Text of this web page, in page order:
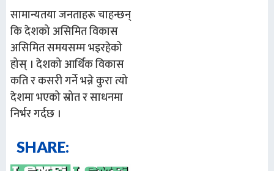
सामान्यतया जनताहरू चाहन्छन्
कि देशको असिमित विकास
असिमित समयसम्म भइरहेको
होस् । देशको आर्थिक विकास
कति र कसरी गर्ने भन्ने कुरा त्यो
देशमा भएको स्रोत र साधनमा
निर्भर गर्दछ ।
SHARE: